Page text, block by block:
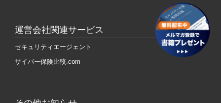
運営会社関連サービス
セキュリティエージェント
サイバー保険比較.com